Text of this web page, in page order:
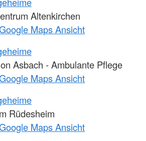
Altenkirchen
Maps Ansicht
Asbach - Ambulante Pflege
Maps Ansicht
Rüdesheim
Maps Ansicht